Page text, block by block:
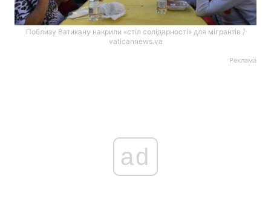
Поблизу Ватикану накрили «стіл солідарності» для мігрантів /
vaticannews.va
Реклама
ad